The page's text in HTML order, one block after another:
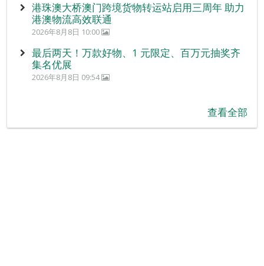
港珠澳大桥澳门跨境货物转运站启用三周年 助力
港澳物流高效联通
2026年8月8日 10:00
最后两天！万款好物、1 元限定、百万元抽奖齐
集名优展
2026年8月8日 09:54
查看全部